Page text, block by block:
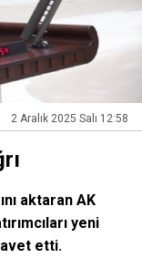
2 Aralık 2025 Salı 12:58
aktaran AK
yeni
etti.